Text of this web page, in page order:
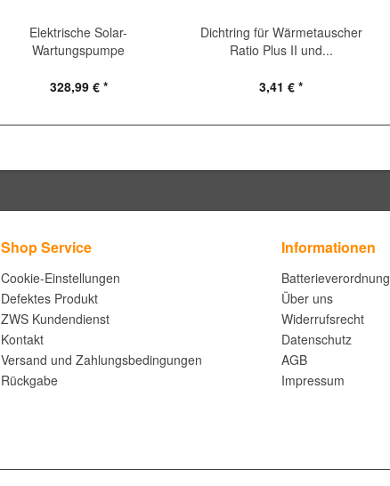
Elektrische Solar-
Wartungspumpe
328,99 € *
Dichtring für Wärmetauscher
Ratio Plus II und...
3,41 € *
Shop Service
Cookie-Einstellungen
Defektes Produkt
ZWS Kundendienst
Kontakt
Versand und Zahlungsbedingungen
Rückgabe
Informationen
Batterieverordnung
Über uns
Widerrufsrecht
Datenschutz
AGB
Impressum